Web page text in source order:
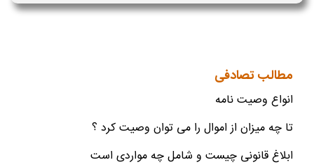
مطالب تصادفی
انواع وصیت نامه
تا چه میزان از اموال را می توان وصیت کرد ؟
ابلاغ قانونی چیست و شامل چه مواردی است